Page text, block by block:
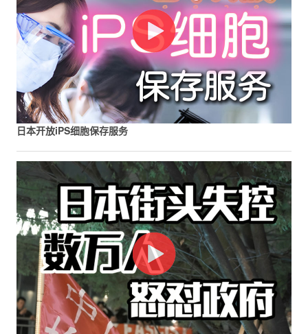
日本开放iPS细胞保存服务